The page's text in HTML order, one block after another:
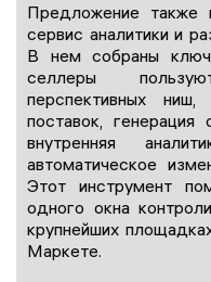
Предложение также
сервис аналитики и
В нем собраны
селлеры
перспективных ниш,
поставок, генерация
внутренняя
автоматическое
Этот инструмент
одного окна
крупнейших
Маркете.